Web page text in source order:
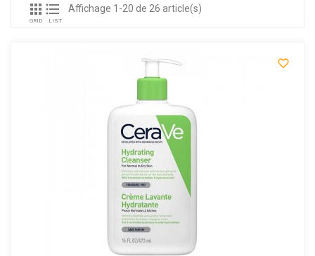

GRID

LIST
Affichage 1-20 de 26 article(s)
